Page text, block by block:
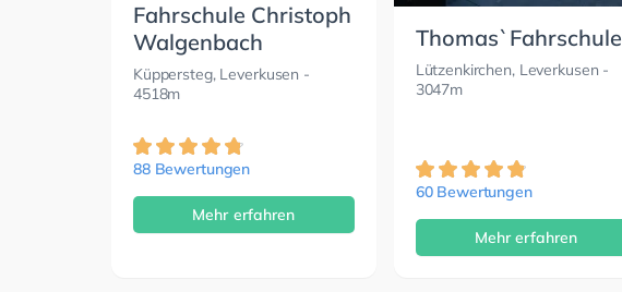
Fahrschule Christoph
Walgenbach
Küppersteg, Leverkusen -
4518m
88 Bewertungen
Mehr erfahren
Thomas`Fahrschule
Lützenkirchen, Leverkusen -
3047m
60 Bewertungen
Mehr erfahren